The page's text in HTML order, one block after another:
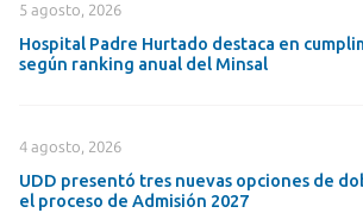
5 agosto, 2026
Hospital Padre Hurtado destaca en
según ranking anual del Minsal
4 agosto, 2026
UDD presentó tres nuevas opciones de
el proceso de Admisión 2027